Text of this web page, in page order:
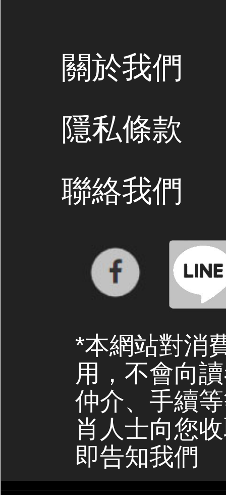
關於我們
隱私條款
聯絡我們
*本網站對消
用，不會向
仲介、手續
肖人士向您
即告知我們